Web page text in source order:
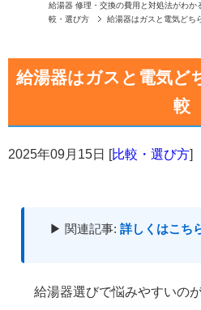
給湯器 修理・交換の費用と対処法がわか
較・選び方
給湯器はガスと電気どち
給湯器はガスと電気ど
較
2025年09月15日 比較・選び方
▶ 関連記事: 詳しくはこち
給湯器選びで悩みやすいのが